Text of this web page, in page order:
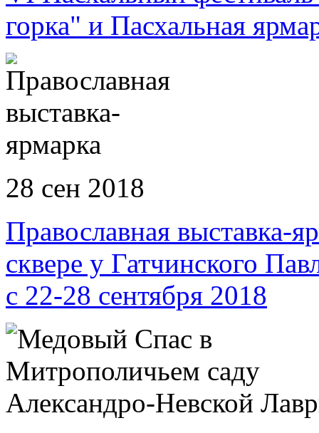
горка" и Пасхальная
28 сен 2018
Православная
сквере у Гатчинского
с 22-28 сентября 2018